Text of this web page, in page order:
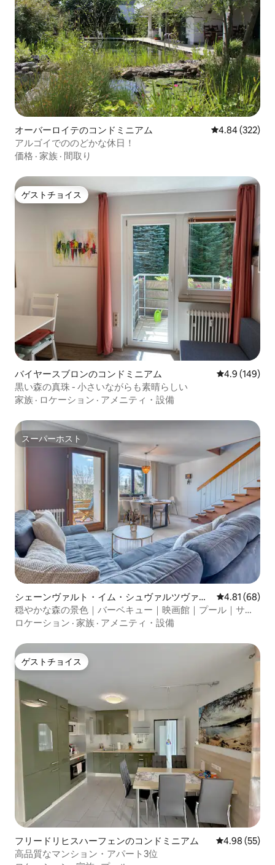
オーバーロイテのコンドミニアム レビュー322
4.84 (322)
アルゴイでののどかな休日！
価格 · 家族 · 間取り
ゲストチョイス
ゲストチョイス
バイヤースブロンのコンドミニアム レビュー149
4.9 (149)
黒い森の真珠 - 小さいながらも素晴らしい
家族 · ロケーション · アメニティ・設備
スーパーホスト
スーパーホスト
シェーンヴァルト・イム・シュヴァルツヴァル
トのコンドミニアム
レビュー68
4.81 (68)
穏やかな森の景色｜バーベキュー｜映画館｜プール｜サウ
ナ
ロケーション · 家族 · アメニティ・設備
ゲストチョイス
ゲストチョイス
フリードリヒスハーフェンのコンドミニアム レビュー55
4.98 (55)
高品質なマンション・アパート3位